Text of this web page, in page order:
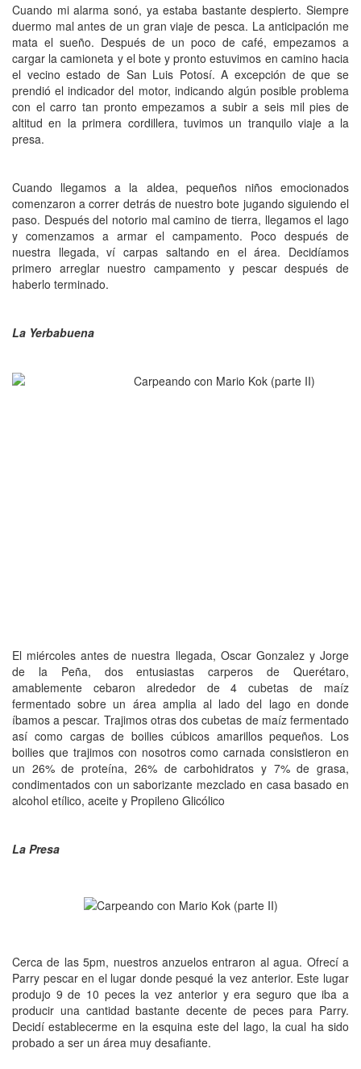
Cuando mi alarma sonó, ya estaba bastante despierto. Siempre
duermo mal antes de un gran viaje de pesca. La anticipación me
mata el sueño. Después de un poco de café, empezamos a
cargar la camioneta y el bote y pronto estuvimos en camino hacia
el vecino estado de San Luis Potosí. A excepción de que se
prendió el indicador del motor, indicando algún posible problema
con el carro tan pronto empezamos a subir a seis mil pies de
altitud en la primera cordillera, tuvimos un tranquilo viaje a la
presa.
Cuando llegamos a la aldea, pequeños niños emocionados
comenzaron a correr detrás de nuestro bote jugando siguiendo el
paso. Después del notorio mal camino de tierra, llegamos el lago
y comenzamos a armar el campamento. Poco después de
nuestra llegada, ví carpas saltando en el área. Decidíamos
primero arreglar nuestro campamento y pescar después de
haberlo terminado.
La Yerbabuena
El miércoles antes de nuestra llegada, Oscar Gonzalez y Jorge
de la Peña, dos entusiastas carperos de Querétaro,
amablemente cebaron alrededor de 4 cubetas de maíz
fermentado sobre un área amplia al lado del lago en donde
íbamos a pescar. Trajimos otras dos cubetas de maíz fermentado
así como cargas de boilies cúbicos amarillos pequeños. Los
boilies que trajimos con nosotros como carnada consistieron en
un 26% de proteína, 26% de carbohidratos y 7% de grasa,
condimentados con un saborizante mezclado en casa basado en
alcohol etílico, aceite y Propileno Glicólico
La Presa
Cerca de las 5pm, nuestros anzuelos entraron al agua. Ofrecí a
Parry pescar en el lugar donde pesqué la vez anterior. Este lugar
produjo 9 de 10 peces la vez anterior y era seguro que iba a
producir una cantidad bastante decente de peces para Parry.
Decidí establecerme en la esquina este del lago, la cual ha sido
probado a ser un área muy desafiante.